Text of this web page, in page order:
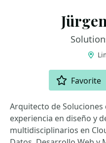
Favorite
Arquitecto de Soluciones
experiencia en diseño y
multidisciplinarios en